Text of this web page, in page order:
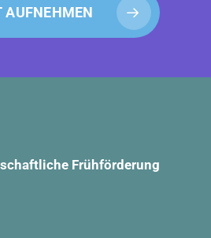
AUFNEHMEN
Frühförderung